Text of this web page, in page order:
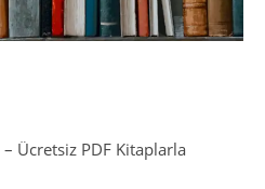
Ücretsiz PDF Kitaplarla